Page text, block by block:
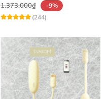
1.373.000₫
-9%
(244)